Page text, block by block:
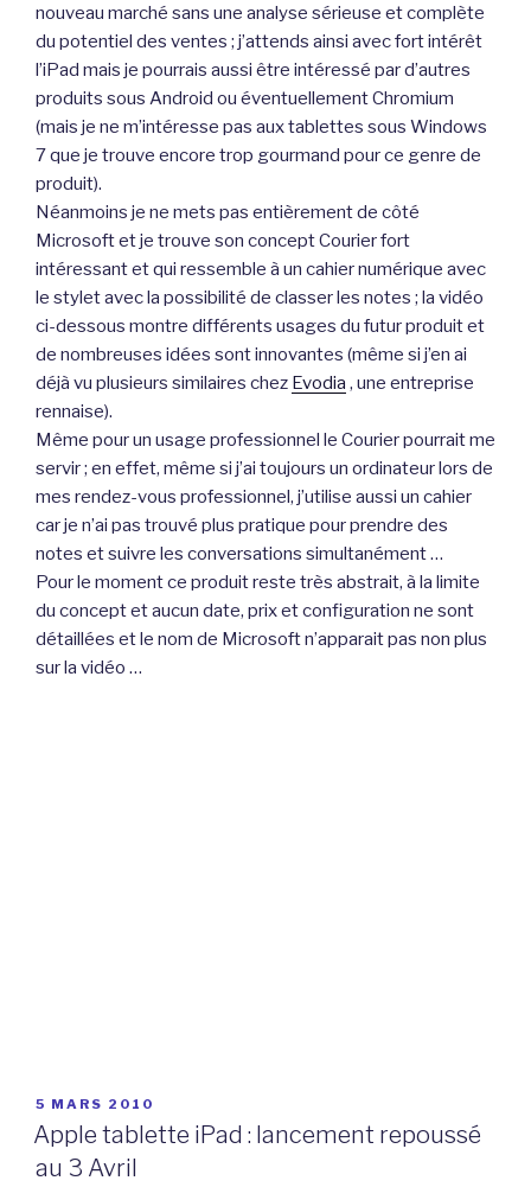
nouveau marché sans une analyse sérieuse et complète
du potentiel des ventes ; j’attends ainsi avec fort intérêt
l’iPad mais je pourrais aussi être intéressé par d’autres
produits sous Android ou éventuellement Chromium
(mais je ne m’intéresse pas aux tablettes sous Windows
7 que je trouve encore trop gourmand pour ce genre de
produit).
Néanmoins je ne mets pas entièrement de côté
Microsoft et je trouve son concept Courier fort
intéressant et qui ressemble à un cahier numérique avec
le stylet avec la possibilité de classer les notes ; la vidéo
ci-dessous montre différents usages du futur produit et
de nombreuses idées sont innovantes (même si j’en ai
déjà vu plusieurs similaires chez Evodia , une entreprise
rennaise).
Même pour un usage professionnel le Courier pourrait me
servir ; en effet, même si j’ai toujours un ordinateur lors de
mes rendez-vous professionnel, j’utilise aussi un cahier
car je n’ai pas trouvé plus pratique pour prendre des
notes et suivre les conversations simultanément …
Pour le moment ce produit reste très abstrait, à la limite
du concept et aucun date, prix et configuration ne sont
détaillées et le nom de Microsoft n’apparait pas non plus
sur la vidéo …
PUBLIÉ
LE
5 MARS 2010
Apple tablette iPad : lancement repoussé
au 3 Avril